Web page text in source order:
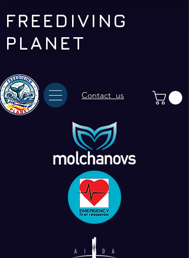
FREEDIVING
PLANET
Contact us